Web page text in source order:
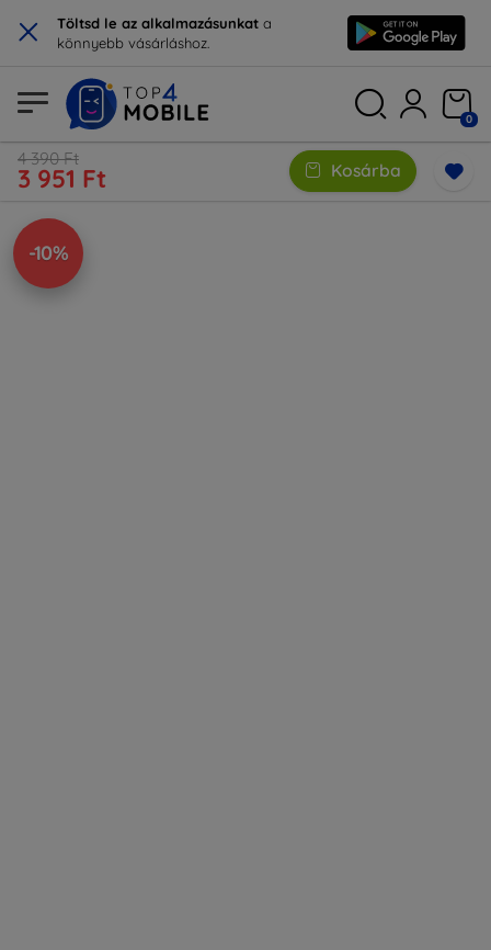
× Töltsd le az alkalmazásunkat a
könnyebb vásárláshoz.
0
4 390 Ft
3 951 Ft Kosárba
-10%